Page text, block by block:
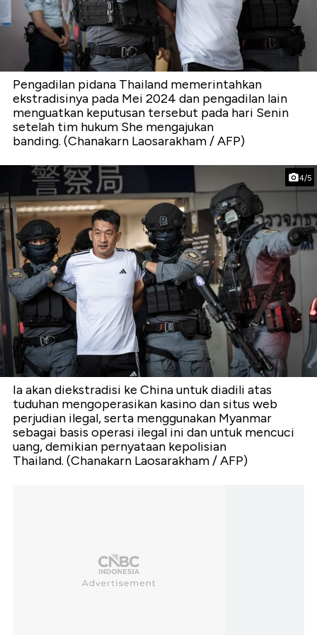
Pengadilan pidana Thailand memerintahkan
ekstradisinya pada Mei 2024 dan pengadilan lain
menguatkan keputusan tersebut pada hari Senin
setelah tim hukum She mengajukan
banding. (Chanakarn Laosarakham / AFP)
4/5
Ia akan diekstradisi ke China untuk diadili atas
tuduhan mengoperasikan kasino dan situs web
perjudian ilegal, serta menggunakan Myanmar
sebagai basis operasi ilegal ini dan untuk mencuci
uang, demikian pernyataan kepolisian
Thailand. (Chanakarn Laosarakham / AFP)